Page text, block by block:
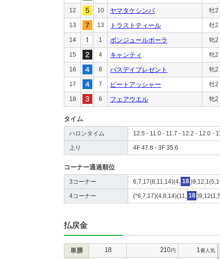
12 10 ヤマタケシンバ 牡2
13 13 トラストティール 牡2
14 1 ボンジュールボーラ 牝2
15 4 キャンティ 牝2
16 8 バスデイプレゼント 牝2
17 7 ビートアッシャー 牡2
18 6 フェアウエル 牝2
タイム
ハロンタイム 12.5 - 11.0 - 11.7 - 12.2 - 12.0 -
上り 4F 47.8 - 3F 35.6
コーナー通過順位
3コーナー 6,7,17(8,11,14)(4, 18
4コーナー (*6,7,17)(4,8,14)(11, 18
払戻金
単勝 18 210円 1 番人気